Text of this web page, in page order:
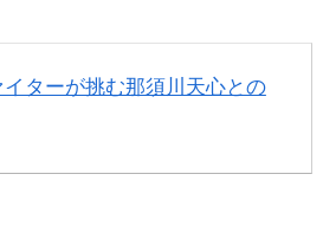
ターが挑む那須川天心との